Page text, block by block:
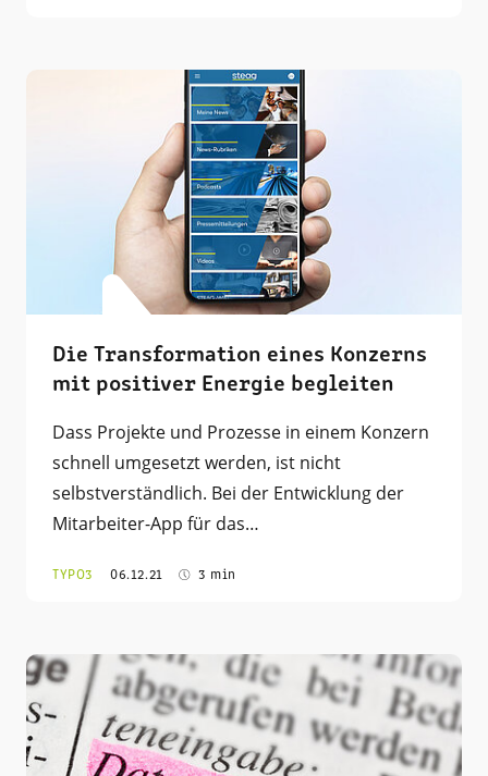
Die Transformation eines Konzerns
mit positiver Energie begleiten
Dass Projekte und Prozesse in einem Konzern
schnell umgesetzt werden, ist nicht
selbstverständlich. Bei der Entwicklung der
Mitarbeiter-App für das…
TYPO3 06.12.21 3 min